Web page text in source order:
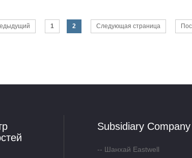
1 2 Следующая страница
Subsidiary Company
Шанхай Eastwell